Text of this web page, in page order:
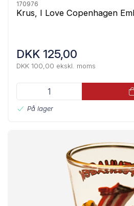
170976
Krus, I Love Copenhagen
DKK 125,00
DKK 100,00 ekskl. moms
På lager